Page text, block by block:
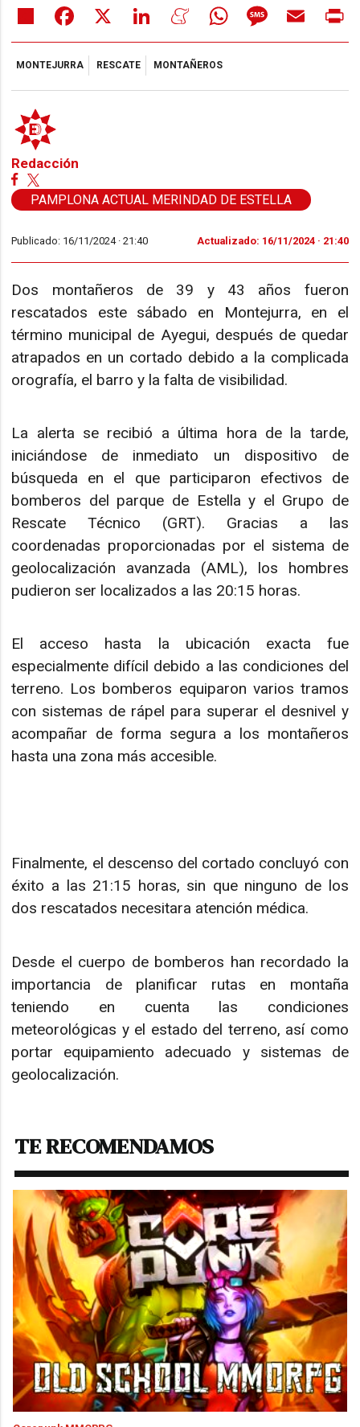
Share Facebook LinkedIn MeneameWhatsAppMessageEmail
MONTEJURRA RESCATE MONTAÑEROS
Redacción
PAMPLONA ACTUAL MERINDAD DE ESTELLA
Publicado: 16/11/2024 ·21:40 Actualizado: 16/11/2024 · 21:40
Dos montañeros de 39 y 43 años fueron
rescatados este sábado en Montejurra, en el
término municipal de Ayegui, después de quedar
atrapados en un cortado debido a la complicada
orografía, el barro y la falta de visibilidad.
La alerta se recibió a última hora de la tarde,
iniciándose de inmediato un dispositivo de
búsqueda en el que participaron efectivos de
bomberos del parque de Estella y el Grupo de
Rescate Técnico (GRT). Gracias a las
coordenadas proporcionadas por el sistema de
geolocalización avanzada (AML), los hombres
pudieron ser localizados a las 20:15 horas.
El acceso hasta la ubicación exacta fue
especialmente difícil debido a las condiciones del
terreno. Los bomberos equiparon varios tramos
con sistemas de rápel para superar el desnivel y
acompañar de forma segura a los montañeros
hasta una zona más accesible.
Finalmente, el descenso del cortado concluyó con
éxito a las 21:15 horas, sin que ninguno de los
dos rescatados necesitara atención médica.
Desde el cuerpo de bomberos han recordado la
importancia de planificar rutas en montaña
teniendo en cuenta las condiciones
meteorológicas y el estado del terreno, así como
portar equipamiento adecuado y sistemas de
geolocalización.
TE RECOMENDAMOS